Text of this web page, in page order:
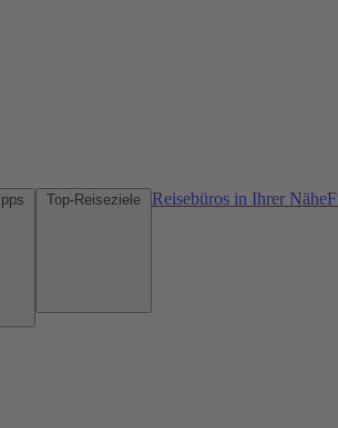
Reisebüros in Ihrer Nähe